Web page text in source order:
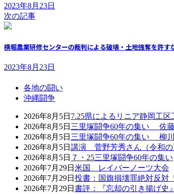
2023年8月23日
次の記事
横堀農業研修センターの裁判による破壊・土地強奪を許す
2023年8月23日
各地の闘い
沖縄闘争
2026年8月5日 7.25県によるリニア静岡工
2026年8月5日 三里塚闘争60年の集い 佐藤
2026年8月5日 三里塚闘争60年の集い 柳川
2026年8月5日 講演 菅野芳秀さん（令和の
2026年8月5日 ７・25三里塚闘争60年の集い
2026年7月29日 米国 レイバーノーツ大会
2026年7月29日 投書：国旗損壊罪絶対反対
2026年7月29日 書評：『忘却の引き揚げ史』